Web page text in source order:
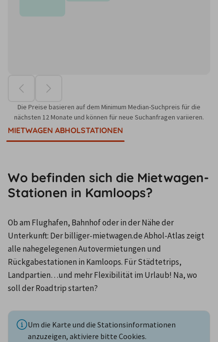
Die Preise basieren auf dem Minimum Median-Suchpreis für die
nächsten 12 Monate und können für neue Suchanfragen variieren.
MIETWAGEN ABHOLSTATIONEN
Wo befinden sich die Mietwagen-
Stationen in Kamloops?
Ob am Flughafen, Bahnhof oder in der Nähe der
Unterkunft: Der billiger-mietwagen.de Abhol-Atlas zeigt
alle nahegelegenen Autovermietungen und
Rückgabestationen in Kamloops. Für Städtetrips,
Landpartien…und mehr Flexibilität im Urlaub! Na, wo
soll der Roadtrip starten?
Um die Karte und die Stationsinformationen
anzuzeigen, aktiviere bitte Cookies.